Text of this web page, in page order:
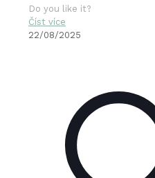
Do you like it?
Číst více
22/08/2025